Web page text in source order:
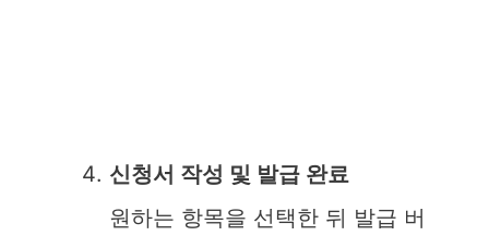
신청서 작성 및 발급 완료
원하는 항목을 선택한 뒤 발급 버